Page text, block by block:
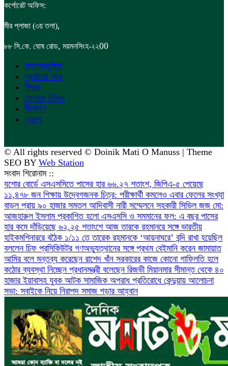
কর্পোরেট অফিস:
মীর প্লাজা (৩য় তলা),
৮৮ সি.কে. ঘোষ রোড, ময়মনসিংহ-২২00
তথ্যপ্রযুক্তি
প্রবাসের খবর
ফিচার
ফেসবুক নিউজ
বিনোদন
ভ্রমণ
© All rights reserved © Doinik Mati O Manuss | Theme
SEO BY Web Station
সংবাদ শিরোনাম ::
যশোর বোর্ডে এসএসসিতে পাসের হার ৬৬.২৭ শতাংশ, জিপিএ-৫ পেয়েছে
১১,৪৭৮ জন শিক্ষায় উদ্বেগজনক চিত্র: পরীক্ষার্থী কমলেও এবার ফেলের সংখ্যা
বাড়ল প্রায় ৯০ হাজার সমতল আদিবাসী নারী সম্মেলনে সহকারী সিভিল জজ মো:
আজহারুল ইসলাম প্রকাশিত হলো এসএসসি ও সমমানের ফল: এ বছর পাসের
হার কমে দাঁড়িয়েছে ৬২.২৫ শতাংশে আজ তারকে রহমানরে সঙ্গে ভারতীয়
হাইকমশিনাররে বঠৈক ১/১১ তে তারেক রহমানকে ‘আয়নাঘরে’ বন্দি রাখা হয়েছিল
বললেন চিফ প্রসিকিউটর গণঅভ্যুত্থানের সঙ্গে প্রথম বেইমানি করেন জামায়াত
আমির বলে মন্তব্য করেছেন রাশেদ খাঁন সরকারের কাজে কোনো গাফিলতি হলে
কঠোর ব্যবস্থা নিচ্ছেন প্রধানমন্ত্রী বলেছেন রিজভী মিয়ানমার সীমান্ত থেকে ৪০
হাজার ইয়াবাসহ যুবক আটক সামাজিক অপরাধ প্রতিরোধে কেন্দুয়ায় আলোচনা
সভা: সবাইকে নিয়ে নিরাপদ সমাজ গড়ার আহ্বান